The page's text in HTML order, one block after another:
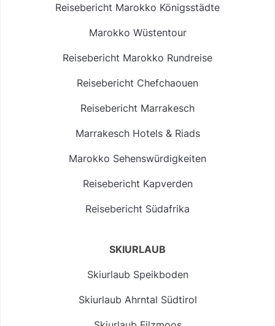
Reisebericht Marokko Königsstädte
Marokko Wüstentour
Reisebericht Marokko Rundreise
Reisebericht Chefchaouen
Reisebericht Marrakesch
Marrakesch Hotels & Riads
Marokko Sehenswürdigkeiten
Reisebericht Kapverden
Reisebericht Südafrika
SKIURLAUB
Skiurlaub Speikboden
Skiurlaub Ahrntal Südtirol